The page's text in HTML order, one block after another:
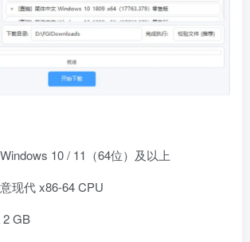
10 / 11（64位）及以上
意现代 x86-64 CPU
2 GB